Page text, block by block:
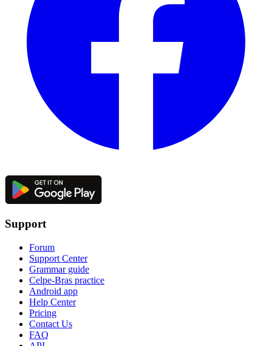
Support
Forum
Support Center
Grammar guide
Celpe-Bras practice
Android app
Help Center
Pricing
Contact Us
FAQ